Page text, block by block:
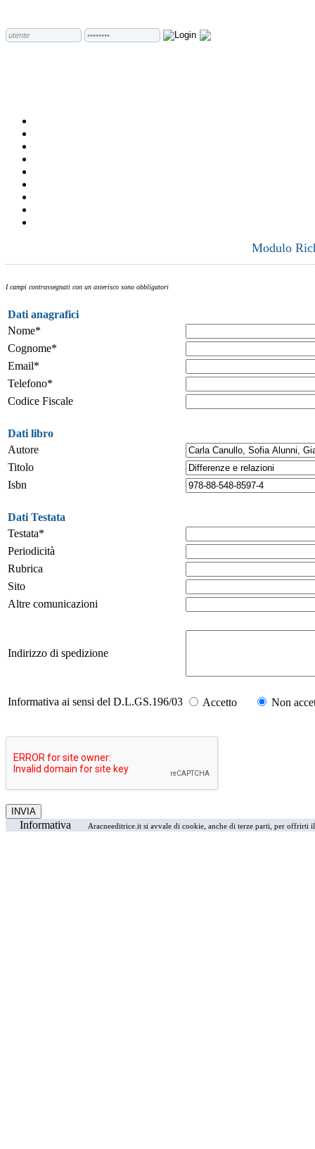
Modulo
I campi contrassegnati con un asterisco sono obbligatori
Dati anagrafici
Nome*
Cognome*
Email*
Telefono*
Codice Fiscale
Dati libro
Autore
Titolo
Isbn
Dati Testata
Testata*
Periodicità
Rubrica
Sito
Altre comunicazioni
Indirizzo di spedizione
Informativa ai sensi del D.L.GS.196/03 Accetto Non
Informativa Aracneeditrice.it si avvale di cookie, anche di terze parti, per